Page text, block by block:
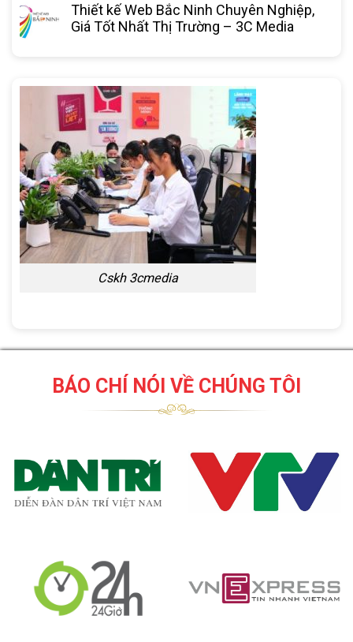
Thiết kế Web Bắc Ninh Chuyên Nghiệp,
Giá Tốt Nhất Thị Trường – 3C Media
Cskh 3cmedia
BÁO CHÍ NÓI VỀ CHÚNG TÔI